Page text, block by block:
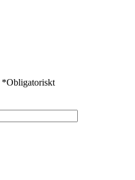
*Obligatoriskt